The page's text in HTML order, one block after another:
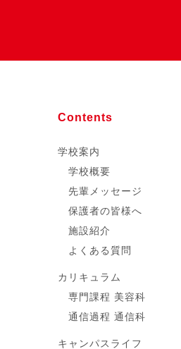
Contents
学校案内
学校概要
先輩メッセージ
保護者の皆様へ
施設紹介
よくある質問
カリキュラム
専門課程 美容科
通信過程 通信科
キャンパスライフ